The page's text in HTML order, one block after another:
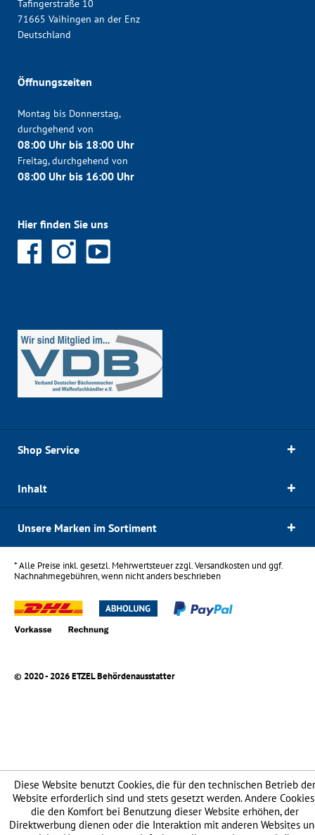
Tafingerstraße 10
71665 Vaihingen an der Enz
Deutschland
Öffnungszeiten
Montag bis Donnerstag,
durchgehend von
08:00 Uhr bis 18:00 Uhr
Freitag, durchgehend von
08:00 Uhr bis 16:00 Uhr
Hier finden Sie uns
Shop Service
Inhalt
Unsere Marken im Sortiment
* Alle Preise inkl. gesetzl. Mehrwertsteuer zzgl.Versandkostenund ggf.
Nachnahmegebühren, wenn nicht anders beschrieben
© 2020 - 2026 ETZEL Behördenausstatter
Diese Website benutzt Cookies, die für den technischen Betrieb der
Website erforderlich sind und stets gesetzt werden. Andere
die den Komfort bei Benutzung dieser Website erhöhen, der
Direktwerbung dienen oder die Interaktion mit anderen Websites